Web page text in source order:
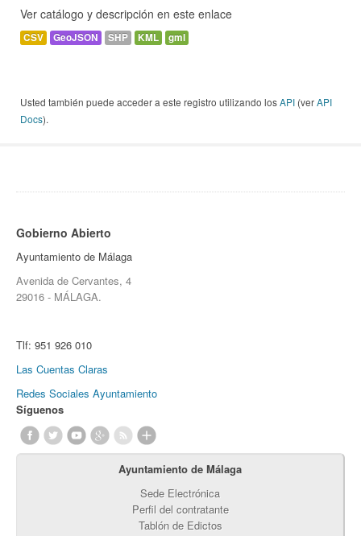
Ver catálogo y descripción en este enlace
CSV GeoJSON SHP KML gml
Usted también puede acceder a este registro utilizando losAPI (verAPI
Docs).
Gobierno Abierto
Ayuntamiento de Málaga
Avenida de Cervantes, 4
29016 - MÁLAGA.
Tlf: 951 926 010
Las Cuentas Claras
Redes Sociales Ayuntamiento
Síguenos
Ayuntamiento de Málaga
Sede Electrónica
Perfil del contratante
Tablón de Edictos